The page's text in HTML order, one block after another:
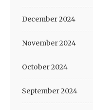
December 2024
November 2024
October 2024
September 2024